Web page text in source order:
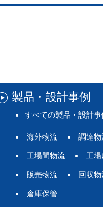
製品・設計事例
すべての製品・設計事
海外物流 調達物
工場間物流 工
販売物流 回収
倉庫保管